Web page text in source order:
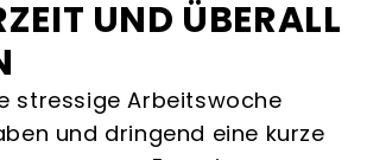
UND ÜBERALL
stressige Arbeitswoche
und dringend eine kurze